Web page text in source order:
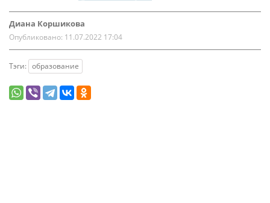
Диана Коршикова
Опубликовано: 11.07.2022 17:04
Тэги: образование